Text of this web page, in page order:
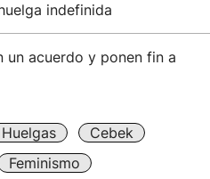
indefinida
un acuerdo y ponen fin a
Huelgas
Cebek
Feminismo